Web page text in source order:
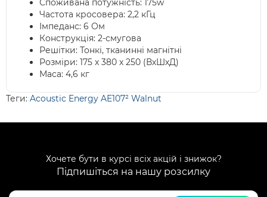
Споживана потужність: 175w
Частота кросовера: 2,2 кГц
Імпеданс: 6 Ом
Конструкція: 2-смугова
Решітки: Тонкі, тканинні магнітні
Розміри: 175 x 380 x 250 (ВхШхД)
Маса: 4,6 кг
Теги: Acoustic Energy AE107² Walnut
Хочете бути в курсі всіх акцій і знижок?
Підпишіться на нашу розсилку